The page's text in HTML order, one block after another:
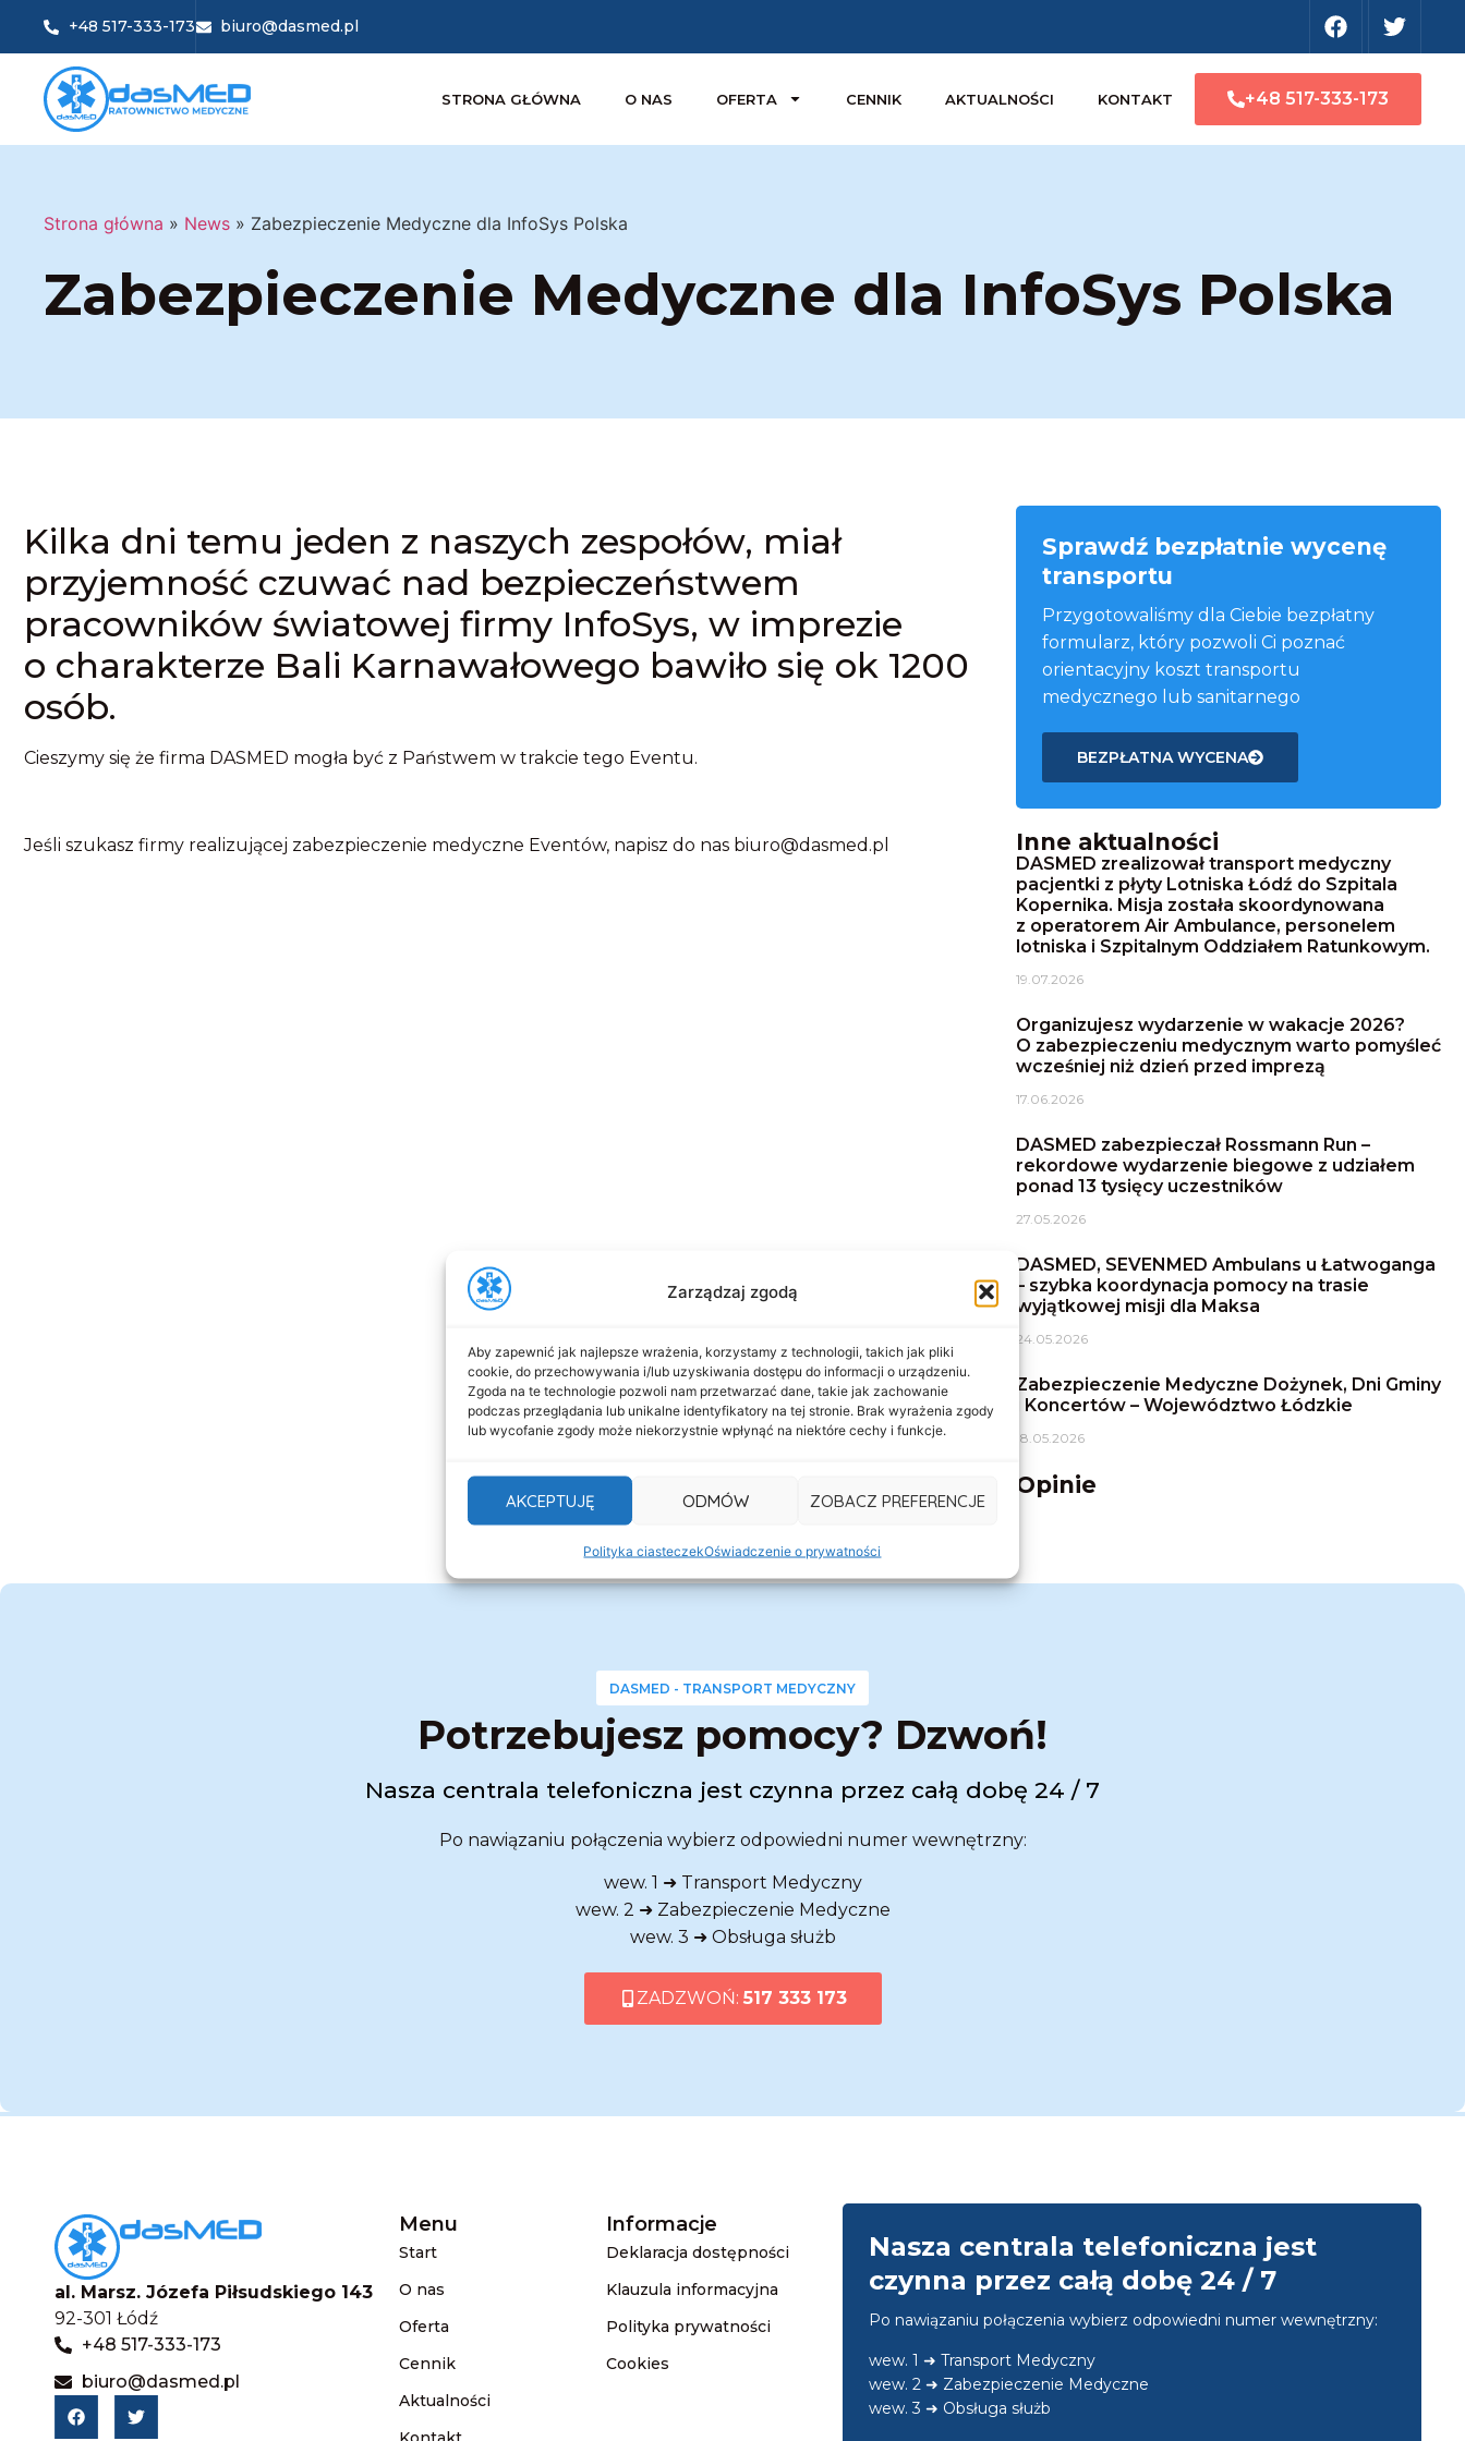
Zarządzaj zgodą
Aby zapewnić jak najlepsze wrażenia, korzystamy z technologii, takich jak pliki
cookie, do przechowywania i/lub uzyskiwania dostępu do informacji o urządzeniu.
Zgoda na te technologie pozwoli nam przetwarzać dane, takie jak zachowanie
podczas przeglądania lub unikalne identyfikatory na tej stronie. Brak wyrażenia zgody
lub wycofanie zgody może niekorzystnie wpłynąć na niektóre cechy i funkcje.
AKCEPTUJĘ ODMÓW ZOBACZ PREFERENCJE
Polityka ciasteczekOświadczenie o prywatności
+48 517-333-173 biuro@dasmed.pl
STRONA GŁÓWNA O NAS OFERTA CENNIK AKTUALNOŚCI KONTAKT +48 517-333-173
Strona główna » News » Zabezpieczenie Medyczne dla InfoSys Polska
Zabezpieczenie Medyczne dla InfoSys Polska
Kilka dni temu jeden z naszych zespołów, miał
przyjemność czuwać nad bezpieczeństwem
pracowników światowej firmy InfoSys, w imprezie
o charakterze Bali Karnawałowego bawiło się ok 1200
osób.
Cieszymy się że firma DASMED mogła być z Państwem w trakcie tego Eventu.
Jeśli szukasz firmy realizującej zabezpieczenie medyczne Eventów, napisz do nas biuro@dasmed.pl
Sprawdź bezpłatnie wycenę
transportu
Przygotowaliśmy dla Ciebie bezpłatny
formularz, który pozwoli Ci poznać
orientacyjny koszt transportu
medycznego lub sanitarnego
BEZPŁATNA WYCENA
Inne aktualności
DASMED zrealizował transport medyczny
pacjentki z płyty Lotniska Łódź do Szpitala
Kopernika. Misja została skoordynowana
z operatorem Air Ambulance, personelem
lotniska i Szpitalnym Oddziałem Ratunkowym.
19.07.2026
Organizujesz wydarzenie w wakacje 2026?
O zabezpieczeniu medycznym warto pomyśleć
wcześniej niż dzień przed imprezą
17.06.2026
DASMED zabezpieczał Rossmann Run –
rekordowe wydarzenie biegowe z udziałem
ponad 13 tysięcy uczestników
27.05.2026
DASMED, SEVENMED Ambulans u Łatwoganga
– szybka koordynacja pomocy na trasie
wyjątkowej misji dla Maksa
24.05.2026
Zabezpieczenie Medyczne Dożynek, Dni Gminy
i Koncertów – Województwo Łódzkie
18.05.2026
Opinie
DASMED - TRANSPORT MEDYCZNY
Potrzebujesz pomocy? Dzwoń!
Nasza centrala telefoniczna jest czynna przez całą dobę 24 / 7
Po nawiązaniu połączenia wybierz odpowiedni numer wewnętrzny:
wew. 1 ➜ Transport Medyczny
wew. 2 ➜ Zabezpieczenie Medyczne
wew. 3 ➜ Obsługa służb
ZADZWOŃ: 517 333 173
al. Marsz. Józefa Piłsudskiego 143
92-301 Łódź
+48 517-333-173
biuro@dasmed.pl
Menu
Start
O nas
Oferta
Cennik
Aktualności
Informacje
Deklaracja dostępności
Klauzula informacyjna
Polityka prywatności
Cookies
Nasza centrala telefoniczna jest
czynna przez całą dobę 24 / 7
Po nawiązaniu połączenia wybierz odpowiedni numer wewnętrzny:
wew. 1 ➜ Transport Medyczny
wew. 2 ➜ Zabezpieczenie Medyczne
wew. 3 ➜ Obsługa służb